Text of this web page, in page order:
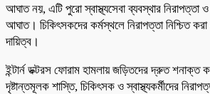
আঘাত নয়, এটি পুরো স্বাস্থ্যসেবা ব্যবস্থার নিরাপত্তা
আঘাত। চিকিৎসকদের কর্মস্থলে নিরাপত্তা নিশ্চিত করা
দায়িত্ব।
ইন্টার্ন ডক্টরস ফোরাম হামলায় জড়িতদের দ্রুত
দৃষ্টান্তমূলক শাস্তি, চিকিৎসক ও স্বাস্থ্যকর্মীদের